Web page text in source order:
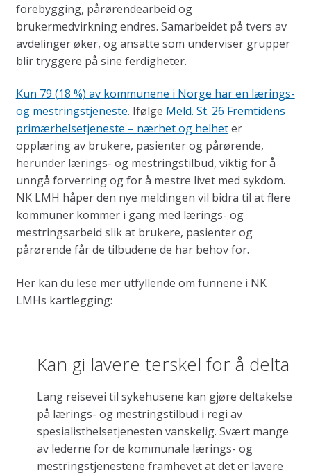
forebygging, pårørendearbeid og
brukermedvirkning endres. Samarbeidet på tvers av
avdelinger øker, og ansatte som underviser grupper
blir tryggere på sine ferdigheter.
Kun 79 (18 %) av kommunene i Norge har en lærings-
og mestringstjeneste. Ifølge Meld. St. 26 Fremtidens
primærhelsetjeneste – nærhet og helheter
opplæring av brukere, pasienter og pårørende,
herunder lærings- og mestringstilbud, viktig for å
unngå forverring og for å mestre livet med sykdom.
NK LMH håper den nye meldingen vil bidra til at flere
kommuner kommer i gang med lærings- og
mestringsarbeid slik at brukere, pasienter og
pårørende får de tilbudene de har behov for.
Her kan du lese mer utfyllende om funnene i NK
LMHs kartlegging:
Kan gi lavere terskel for å delta
Lang reisevei til sykehusene kan gjøre deltakelse
på lærings- og mestringstilbud i regi av
spesialisthelsetjenesten vanskelig. Svært mange
av lederne for de kommunale lærings- og
mestringstjenestene framhevet at det er lavere